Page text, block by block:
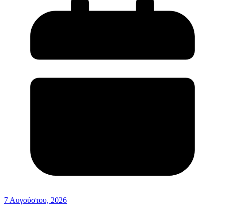
7 Αυγούστου, 2026